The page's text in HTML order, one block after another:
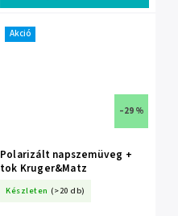
Akció
–29 %
Polarizált napszemüveg +
tok Kruger&Matz
Készleten (>20 db)